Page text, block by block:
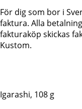
För dig som bor i
faktura. Alla
fakturaköp skickas
Kustom.
Igarashi, 108 g